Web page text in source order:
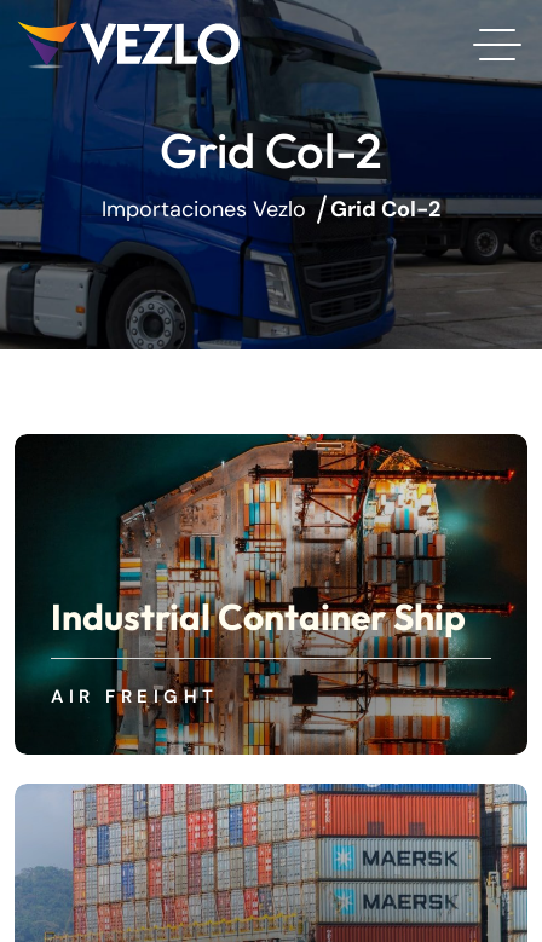
Grid Col-2
Importaciones Vezlo Grid Col-2
Industrial Container Ship
AIR FREIGHT